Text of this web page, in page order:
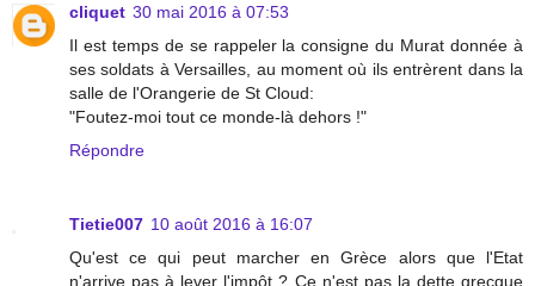
cliquet 30 mai 2016 à 07:53
Il est temps de se rappeler la consigne du Murat donnée à
ses soldats à Versailles, au moment où ils entrèrent dans la
salle de l'Orangerie de St Cloud:
"Foutez-moi tout ce monde-là dehors !"
Répondre
Tietie007 10 août 2016 à 16:07
Qu'est ce qui peut marcher en Grèce alors que l'Etat
n'arrive pas à lever l'impôt ? Ce n'est pas la dette grecque